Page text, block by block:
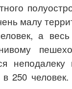
малу
а
неподалеку
250